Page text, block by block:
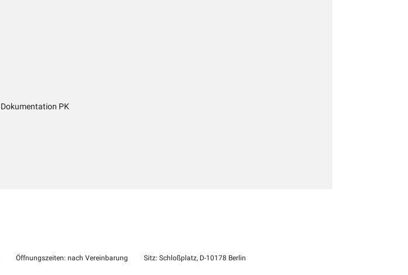
Dokumentation PK
Öffnungszeiten: nach Vereinbarung Sitz: Schloßplatz, D-10178 Berlin